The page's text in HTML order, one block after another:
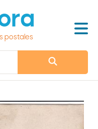
postales